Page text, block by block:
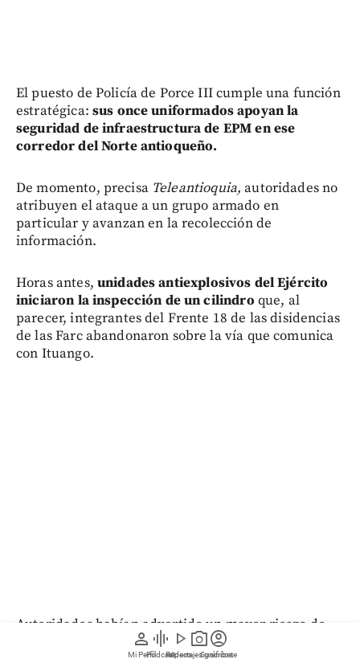
person
Mi Perfil
graphic_eq
Pódcast
play_arrow
Videos
photo_camera
Reportajes gráficos
account_circle
Suscríbete
El puesto de Policía de Porce III cumple una función
estratégica: sus once uniformados apoyan la
seguridad de infraestructura de EPM en ese
corredor del Norte antioqueño.
De momento, precisa Teleantioquia,autoridades no
atribuyen el ataque a un grupo armado en
particular y avanzan en la recolección de
información.
Horas antes, unidades antiexplosivos del Ejército
iniciaron la inspección de un cilindro que, al
parecer, integrantes del Frente 18 de las disidencias
de las Farc abandonaron sobre la vía que comunica
con Ituango.
Autoridades habían advertido un mayor riesgo de
ataques para este 7 de agosto ypriorizaron el Norte
y el Nordeste antioqueño dentro del dispositivo